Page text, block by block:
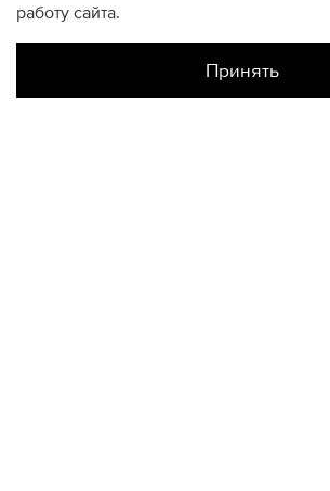
работу сайта.
Принять